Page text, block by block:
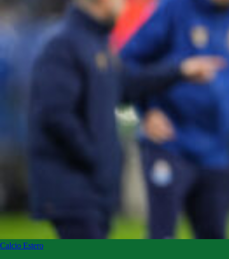
Calcio Estero